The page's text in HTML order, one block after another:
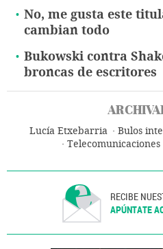
No, me gusta este
cambian todo
Bukowski contra
broncas de escritores
Lucía Etxebarria Bulos
Telecomunicaciones
RECIBE
APÚNTATE